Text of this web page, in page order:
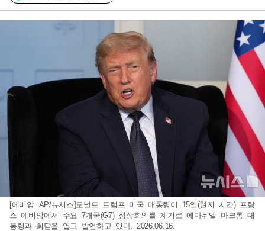
[에비앙=AP/뉴시스]도널드 트럼프 미국 대통령이 15일(현지 시간) 프랑
스 에비앙에서 주요 7개국(G7) 정상회의를 계기로 에마뉘엘 마크롱 대
통령과 회담을 열고 발언하고 있다. 2026.06.16.